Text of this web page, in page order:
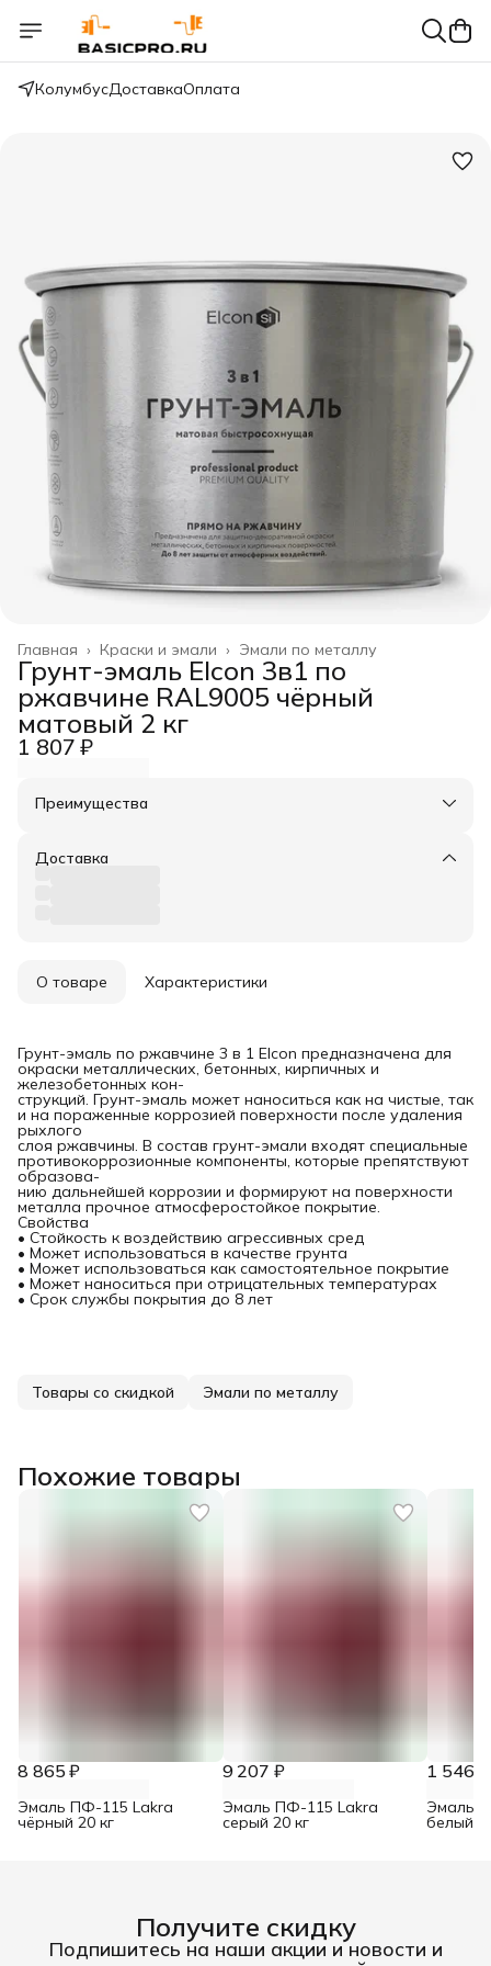
КолумбусДоставкаОплата
Эмали по металлу
Краски и эмали ›
Главная ›
Грунт-эмаль Elcon 3в1 по
ржавчине RAL9005 чёрный
матовый 2 кг
1 807 ₽
Преимущества
Оплата частями в Сплит
Удобный возврат
Доставка
О товаре Характеристики
Грунт-эмаль по ржавчине 3 в 1 Elcon предназначена для
окраски металлических, бетонных, кирпичных и
железобетонных кон-
струкций. Грунт-эмаль может наноситься как на чистые, так
и на пораженные коррозией поверхности после удаления
рыхлого
слоя ржавчины. В состав грунт-эмали входят специальные
противокоррозионные компоненты, которые препятствуют
образова-
нию дальнейшей коррозии и формируют на поверхности
металла прочное атмосферостойкое покрытие.
Свойства
• Стойкость к воздействию агрессивных сред
• Может использоваться в качестве грунта
• Может использоваться как самостоятельное покрытие
• Может наноситься при отрицательных температурах
• Срок службы покрытия до 8 лет
Товары со скидкой Эмали по металлу
Похожие товары
8 865 ₽
Эмаль ПФ-115 Lakra
чёрный 20 кг
9 207 ₽
Эмаль ПФ-115 Lakra
серый 20 кг
1 546 ₽
Эмаль
белый
Получите скидку
Подпишитесь на наши акции и новости и